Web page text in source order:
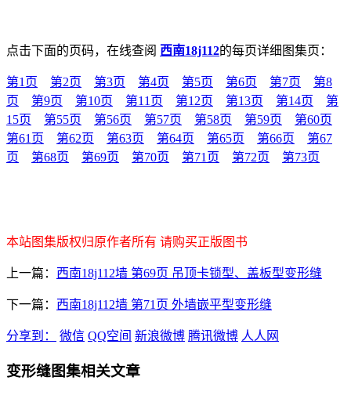
点击下面的页码，在线查阅 西南18j112的每页详细图集页：
第1页 第2页 第3页 第4页 第5页 第6页 第7页
第8
页
第9页 第10页 第11页 第12页 第13页 第14页
第
15页
第55页 第56页 第57页 第58页 第59页
第60页
第61页
第62页 第63页 第64页 第65页 第66页
第67
页
第68页 第69页 第70页 第71页 第72页 第73页
本站图集版权归原作者所有 请购买正版图书
上一篇： 西南18j112墙 第69页 吊顶卡锁型、盖板型变形缝
下一篇： 西南18j112墙 第71页 外墙嵌平型变形缝
分享到： 微信 QQ空间 新浪微博 腾讯微博 人人网
变形缝图集相关文章